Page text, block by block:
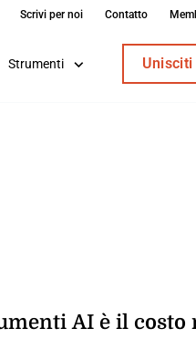
Scrivi per noi Contatto
Strumenti
AI è il costo